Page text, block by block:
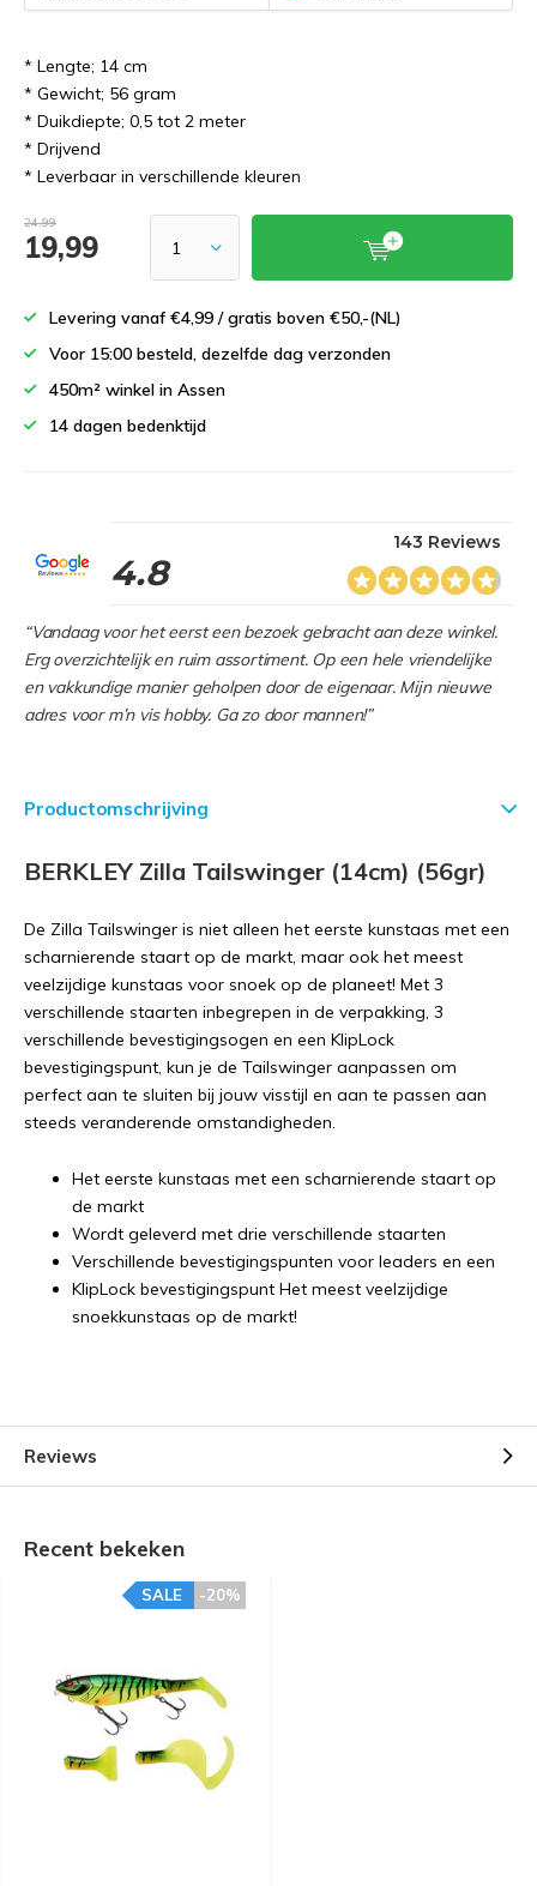
* Lengte; 14 cm
* Gewicht; 56 gram
* Duikdiepte; 0,5 tot 2 meter
* Drijvend
* Leverbaar in verschillende kleuren
24,99
19,99
Levering vanaf €4,99 / gratis boven €50,-(NL)
Voor 15:00 besteld, dezelfde dag verzonden
450m² winkel in Assen
14 dagen bedenktijd
4.8
143 Reviews
“Vandaag voor het eerst een bezoek gebracht aan deze winkel.
Erg overzichtelijk en ruim assortiment. Op een hele vriendelijke
en vakkundige manier geholpen door de eigenaar. Mijn nieuwe
adres voor m’n vis hobby. Ga zo door mannen!”
Productomschrijving
BERKLEY Zilla Tailswinger (14cm) (56gr)
De Zilla Tailswinger is niet alleen het eerste kunstaas met een
scharnierende staart op de markt, maar ook het meest
veelzijdige kunstaas voor snoek op de planeet! Met 3
verschillende staarten inbegrepen in de verpakking, 3
verschillende bevestigingsogen en een KlipLock
bevestigingspunt, kun je de Tailswinger aanpassen om
perfect aan te sluiten bij jouw visstijl en aan te passen aan
steeds veranderende omstandigheden.
Het eerste kunstaas met een scharnierende staart op
de markt
Wordt geleverd met drie verschillende staarten
Verschillende bevestigingspunten voor leaders en een
KlipLock bevestigingspunt Het meest veelzijdige
snoekkunstaas op de markt!
Reviews
Recent bekeken
-20%
SALE